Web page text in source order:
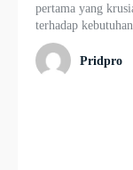
pertama yang
terhadap
Pridpro